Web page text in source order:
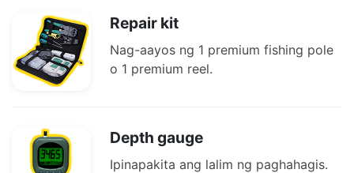
Repair kit
Nag-aayos ng 1 premium fishing pole
o 1 premium reel.
Depth gauge
Ipinapakita ang lalim ng paghahagis.